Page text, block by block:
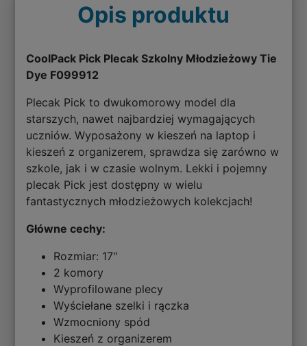
Opis produktu
CoolPack Pick Plecak Szkolny Młodzieżowy Tie
Dye F099912
Plecak Pick to dwukomorowy model dla
starszych, nawet najbardziej wymagających
uczniów. Wyposażony w kieszeń na laptop i
kieszeń z organizerem, sprawdza się zarówno w
szkole, jak i w czasie wolnym. Lekki i pojemny
plecak Pick jest dostępny w wielu
fantastycznych młodzieżowych kolekcjach!
Główne cechy:
Rozmiar: 17"
2 komory
Wyprofilowane plecy
Wyściełane szelki i rączka
Wzmocniony spód
Kieszeń z organizerem